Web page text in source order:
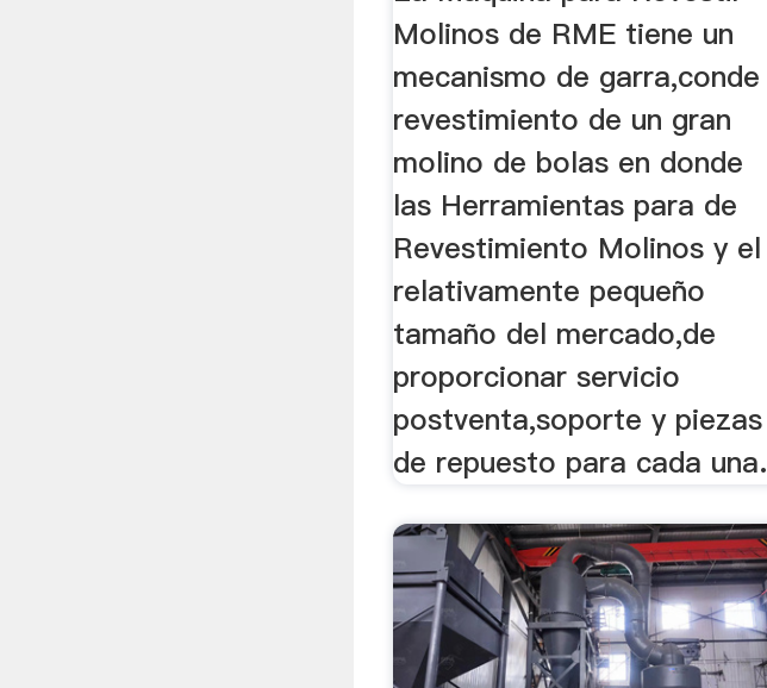
Molinos de RME tiene un
mecanismo de garra,conde
revestimiento de un gran
molino de bolas en donde
las Herramientas para de
Revestimiento Molinos y el
relativamente pequeño
tamaño del mercado,de
proporcionar servicio
postventa,soporte y piezas
de repuesto para cada una.